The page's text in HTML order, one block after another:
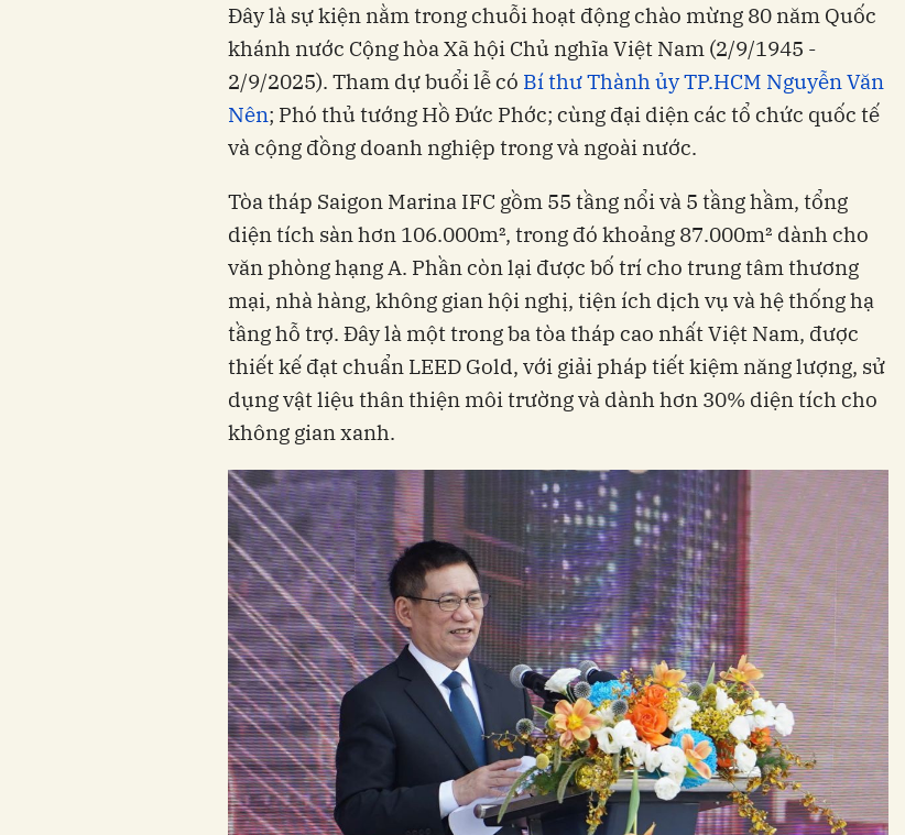
Đây là sự kiện nằm trong chuỗi hoạt động chào mừng 80 năm Quốc
khánh nước Cộng hòa Xã hội Chủ nghĩa Việt Nam (2/9/1945 -
2/9/2025). Tham dự buổi lễ có Bí thư Thành ủy TP.HCM Nguyễn Văn
Nên; Phó thủ tướng Hồ Đức Phớc; cùng đại diện các tổ chức quốc tế
và cộng đồng doanh nghiệp trong và ngoài nước.
Tòa tháp Saigon Marina IFC gồm 55 tầng nổi và 5 tầng hầm, tổng
diện tích sàn hơn 106.000m², trong đó khoảng 87.000m² dành cho
văn phòng hạng A. Phần còn lại được bố trí cho trung tâm thương
mại, nhà hàng, không gian hội nghị, tiện ích dịch vụ và hệ thống hạ
tầng hỗ trợ. Đây là một trong ba tòa tháp cao nhất Việt Nam, được
thiết kế đạt chuẩn LEED Gold, với giải pháp tiết kiệm năng lượng, sử
dụng vật liệu thân thiện môi trường và dành hơn 30% diện tích cho
không gian xanh.